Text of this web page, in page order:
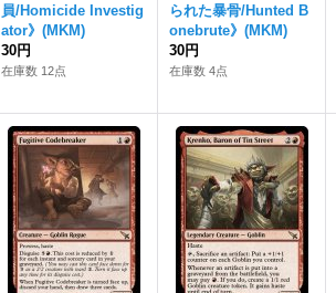
員/Homicide Investig
ator》(MKM)
30円
在庫数 12点
られた暴骨/Hunted B
onebrute》(MKM)
30円
在庫数 4点